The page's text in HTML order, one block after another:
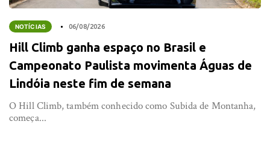
NOTÍCIAS 06/08/2026
Hill Climb ganha espaço no Brasil e
Campeonato Paulista movimenta Águas de
Lindóia neste fim de semana
O Hill Climb, também conhecido como Subida de Montanha,
começa...